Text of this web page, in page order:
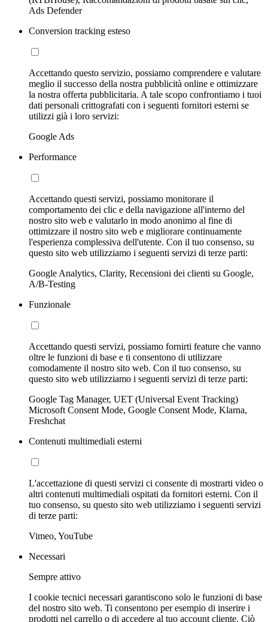
Ads Defender
Conversion tracking esteso
Accettando questo servizio, possiamo comprendere e valutare
meglio il successo della nostra pubblicità online e ottimizzare
la nostra offerta pubblicitaria. A tale scopo confrontiamo i tuoi
dati personali crittografati con i seguenti fornitori esterni se
utilizzi già i loro servizi:
Google Ads
Performance
Accettando questi servizi, possiamo monitorare il
comportamento dei clic e della navigazione all'interno del
nostro sito web e valutarlo in modo anonimo al fine di
ottimizzare il nostro sito web e migliorare continuamente
l'esperienza complessiva dell'utente. Con il tuo consenso, su
questo sito web utilizziamo i seguenti servizi di terze parti:
Google Analytics, Clarity, Recensioni dei clienti su Google,
A/B-Testing
Funzionale
Accettando questi servizi, possiamo fornirti feature che vanno
oltre le funzioni di base e ti consentono di utilizzare
comodamente il nostro sito web. Con il tuo consenso, su
questo sito web utilizziamo i seguenti servizi di terze parti:
Google Tag Manager, UET (Universal Event Tracking)
Microsoft Consent Mode, Google Consent Mode, Klarna,
Freshchat
Contenuti multimediali esterni
L'accettazione di questi servizi ci consente di mostrarti video o
altri contenuti multimediali ospitati da fornitori esterni. Con il
tuo consenso, su questo sito web utilizziamo i seguenti servizi
di terze parti:
Vimeo, YouTube
Necessari
Sempre attivo
I cookie tecnici necessari garantiscono solo le funzioni di base
del nostro sito web. Ti consentono per esempio di inserire i
prodotti nel carrello o di accedere al tuo account cliente. Ciò